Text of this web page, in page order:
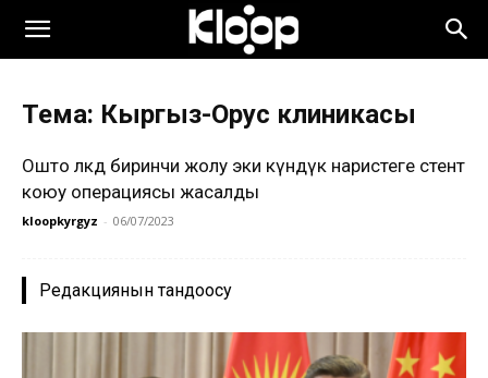
Тема: Кыргыз-Орус клиникасы
Ошто өлкөдө биринчи жолу эки күндүк наристеге стент
коюу операциясы жасалды
kloopkyrgyz - 06/07/2023
Редакциянын тандоосу